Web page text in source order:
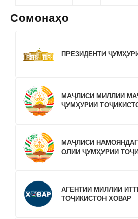
Сомонаҳо
ПРЕЗИДЕНТИ
МАҶЛИСИ МИЛЛИИ
ҶУМҲУРИИ
МАҶЛИСИ
ОЛИИ ҶУМҲУРИИ
АГЕНТИИ МИЛЛИИ
ТОҶИКИСТОН ХОВАР